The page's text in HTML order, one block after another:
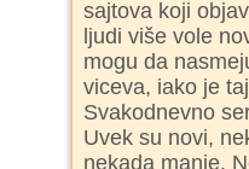
sajtova koji
ljudi više vole
mogu da
viceva, iako je
Svakodnevno
Uvek su novi,
nekada manje.